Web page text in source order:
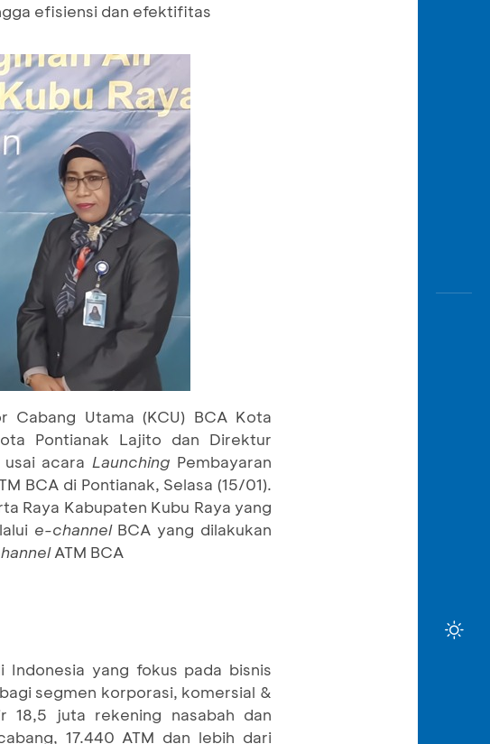
efisiensi dan efektifitas
Cabang Utama (KCU) BCA Kota
Pontianak Lajito dan Direktur
acara Launching Pembayaran
BCA di Pontianak, Selasa (15/01).
Raya Kabupaten Kubu Raya yang
e-channelBCA yang dilakukan
ATM BCA
Indonesia yang fokus pada bisnis
segmen korporasi, komersial &
18,5 juta rekening nasabah dan
17.440 ATM dan lebih dari